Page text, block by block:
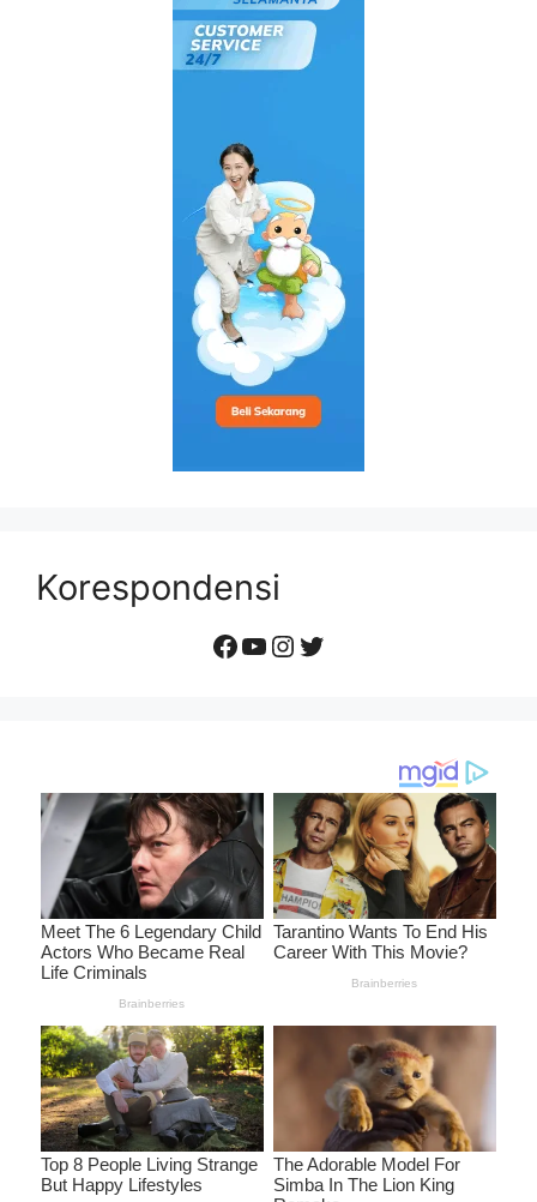
Korespondensi
Facebook
YouTube
Instagram
Twitter